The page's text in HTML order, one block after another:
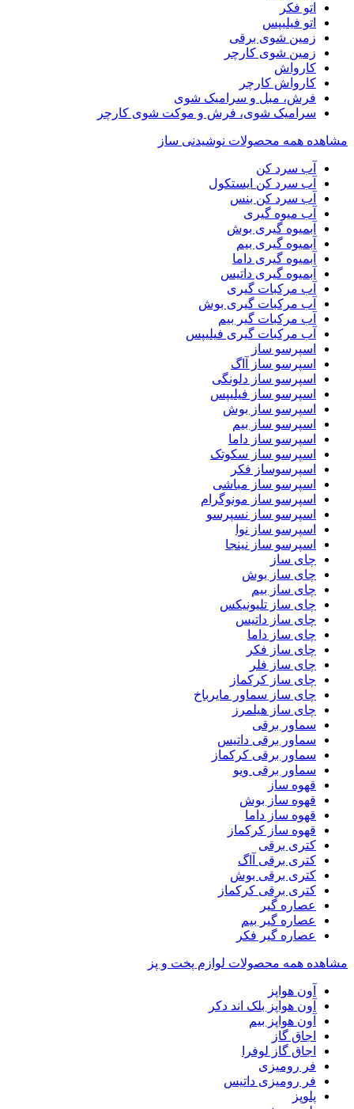
اتو فکر
اتو فیلیپس
زمین شوی برقی
زمین شوی کارچر
کارواش
کارواش کارچر
فرش، مبل و سرامیک شوی
سرامیک شوی، فرش و موکت شوی کارچر
مشاهده همه محصولات نوشیدنی ساز
آب سرد کن
آب سرد کن ایستکول
آب سرد کن بنس
آب میوه گیری
آبمیوه گیری بوش
آبمیوه گیری بیم
آبمیوه گیری داما
آبمیوه گیری داتیس
آب مرکبات گیری
آب مرکبات گیری بوش
آب مرکبات گیر بیم
آب مرکبات گیری فیلیپس
اسپرسو ساز
اسپرسو ساز آاگ
اسپرسو ساز دلونگی
اسپرسو ساز فیلیپس
اسپرسو ساز بوش
اسپرسو ساز بیم
اسپرسو ساز داما
اسپرسو ساز سکوتک
اسپرسوساز فکر
اسپرسو ساز مباشی
اسپرسو ساز مونوگرام
اسپرسو ساز نسپرسو
اسپرسو ساز نوا
اسپرسو ساز نینجا
چای ساز
چای ساز بوش
چای ساز بیم
چای ساز تلیونیکس
چای ساز داتیس
چای ساز داما
چای ساز فکر
چای ساز فلر
چای ساز کرکماز
چای ساز سماور مایرباخ
چای ساز هیلمرز
سماور برقی
سماور برقی داتیس
سماور برقی کرکماز
سماور برقی ویو
قهوه ساز
قهوه ساز بوش
قهوه ساز داما
قهوه ساز کرکماز
کتری برقی
کتری برقی آاگ
کتری برقی بوش
کتری برقی کرکماز
عصاره گیر
عصاره گیر بیم
عصاره گیر فکر
مشاهده همه محصولات لوازم پخت و پز
آون هواپز
آون هواپز بلک اند دکر
آون هواپز بیم
اجاق گاز
اجاق گاز لوفرا
فر رومیزی
فر رومیزی داتیس
پلوپز